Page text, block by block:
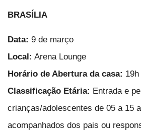
BRASÍLIA
Data: 9 de março
Local: Arena Lounge
Horário de Abertura da casa: 19h
Classificação Etária: Entrada e
crianças/adolescentes de 05 a 15
acompanhados dos pais ou